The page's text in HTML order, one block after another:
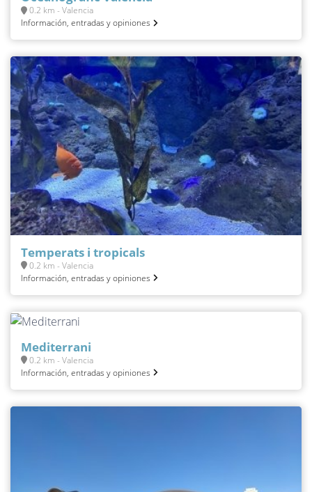
0.2 km - Valencia
Información, entradas y opiniones
Temperats i tropicals
0.2 km - Valencia
Información, entradas y opiniones
Mediterrani
0.2 km - Valencia
Información, entradas y opiniones